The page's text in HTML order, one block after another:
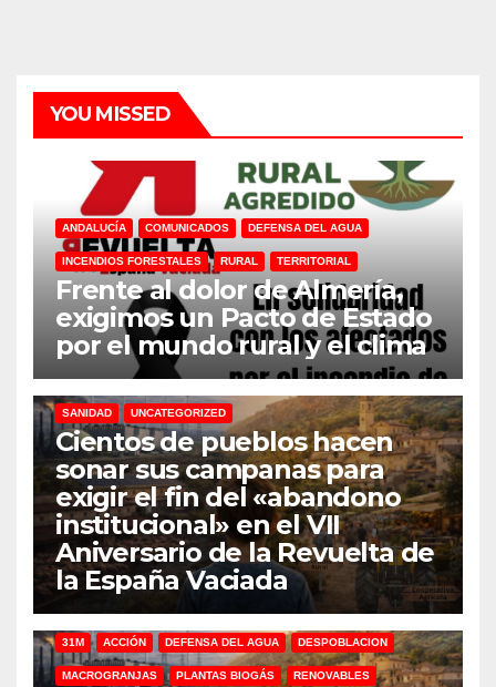
YOU MISSED
ANDALUCÍA COMUNICADOS DEFENSA DEL AGUA
INCENDIOS FORESTALES RURAL TERRITORIAL
Frente al dolor de Almería,
exigimos un Pacto de Estado
por el mundo rural y el clima
31M DEFENSA DEL AGUA DESPOBLACION FERROCARRIL
MACROGRANJAS PLANTAS BIOGÁS RENOVABLES
SANIDAD UNCATEGORIZED
Cientos de pueblos hacen
sonar sus campanas para
exigir el fin del «abandono
institucional» en el VII
Aniversario de la Revuelta de
la España Vaciada
31M ACCIÓN DEFENSA DEL AGUA DESPOBLACION
MACROGRANJAS PLANTAS BIOGÁS RENOVABLES